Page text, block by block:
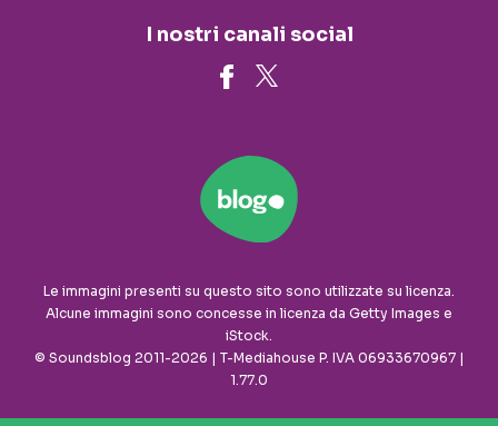
I nostri canali social
Le immagini presenti su questo sito sono utilizzate su licenza.
Alcune immagini sono concesse in licenza da Getty Images e
iStock.
© Soundsblog 2011-2026 | T-Mediahouse P. IVA 06933670967 |
1.77.0